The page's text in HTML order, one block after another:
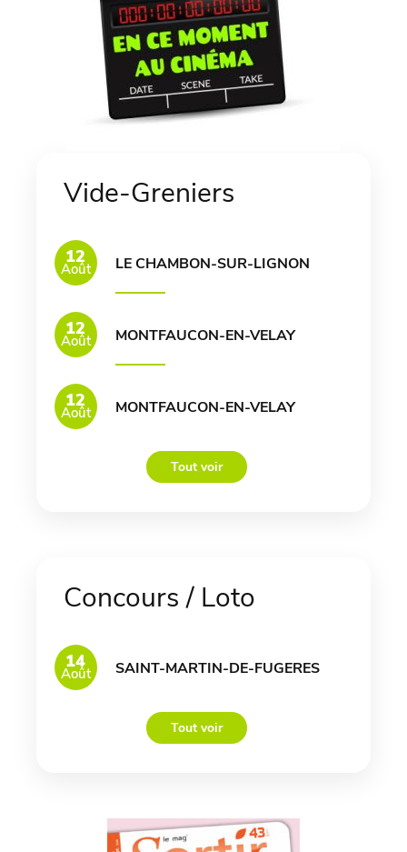
Vide-Greniers
12
Août LE CHAMBON-SUR-LIGNON
12
Août MONTFAUCON-EN-VELAY
12
Août MONTFAUCON-EN-VELAY
Tout voir
Concours / Loto
14
Août SAINT-MARTIN-DE-FUGERES
Tout voir